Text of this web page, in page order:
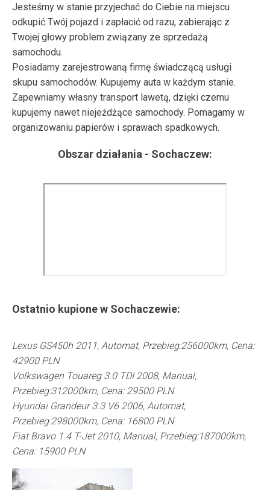
Jesteśmy w stanie przyjechać do Ciebie na miejscu
odkupić Twój pojazd i zapłacić od razu, zabierając z
Twojej głowy problem związany ze sprzedażą
samochodu.
Posiadamy zarejestrowaną firmę świadczącą usługi
skupu samochodów. Kupujemy auta w każdym stanie.
Zapewniamy własny transport lawetą, dzięki czemu
kupujemy nawet niejeżdżące samochody. Pomagamy w
organizowaniu papierów i sprawach spadkowych.
Obszar działania - Sochaczew:
Ostatnio kupione w Sochaczewie:
Lexus GS450h 2011, Automat, Przebieg:256000km, Cena:
42900 PLN
Volkswagen Touareg 3.0 TDI 2008, Manual,
Przebieg:312000km, Cena: 29500 PLN
Hyundai Grandeur 3.3 V6 2006, Automat,
Przebieg:298000km, Cena: 16800 PLN
Fiat Bravo 1.4 T-Jet 2010, Manual, Przebieg:187000km,
Cena: 15900 PLN